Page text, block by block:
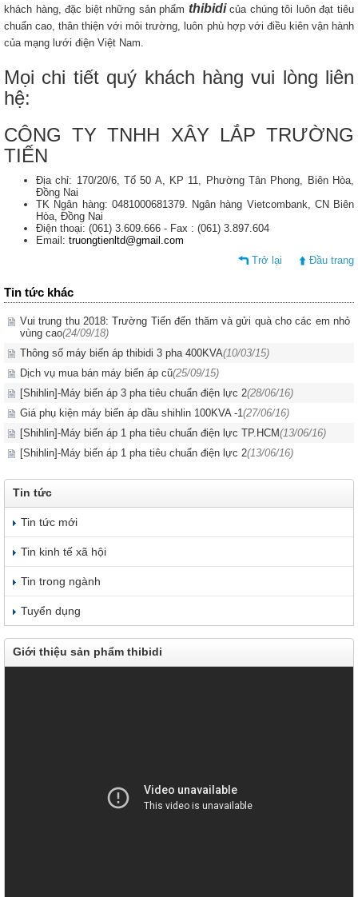
khách hàng, đặc biệt những sản phẩm thibidicủa chúng tôi luôn đạt tiêu
chuẩn cao, thân thiện với môi trường, luôn phù hợp với điều kiên vận hành
của mạng lưới điện Việt Nam.
Mọi chi tiết quý khách hàng vui lòng liên
hệ:
CÔNG TY TNHH XÂY LẮP TRƯỜNG
TIẾN
Địa chỉ: 170/20/6, Tổ 50 A, KP 11, Phường Tân Phong, Biên Hòa,
Đồng Nai
TK Ngân hàng: 0481000681379. Ngân hàng Vietcombank, CN Biên
Hòa, Đồng Nai
Điện thoại: (061) 3.609.666 - Fax : (061) 3.897.604
Email: truongtienltd@gmail.com
Trở lại
Đầu trang
Tin tức khác
Vui trung thu 2018: Trường Tiến đến thăm và gửi quà cho các em nhỏ
vùng cao(24/09/18)
Thông số máy biến áp thibidi 3 pha 400KVA(10/03/15)
Dịch vụ mua bán máy biến áp cũ(25/09/15)
[Shihlin]-Máy biến áp 3 pha tiêu chuẩn điện lực 2(28/06/16)
Giá phụ kiện máy biến áp dầu shihlin 100KVA -1(27/06/16)
[Shihlin]-Máy biến áp 1 pha tiêu chuẩn điện lực TP.HCM(13/06/16)
[Shihlin]-Máy biến áp 1 pha tiêu chuẩn điện lực 2(13/06/16)
Tin tức
Tin tức mới
Tin kinh tế xã hội
Tin trong ngành
Tuyển dụng
Giới thiệu sản phẩm thibidi